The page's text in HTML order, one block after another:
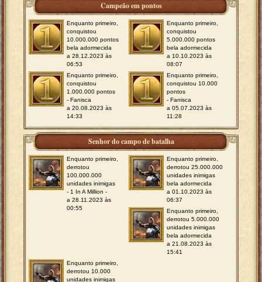
Campeão em pontos
Enquanto primeiro,
conquistou
10.000.000 pontos
bela adormecida
a 28.12.2023 às
06:53
Enquanto primeiro,
conquistou
5.000.000 pontos
bela adormecida
a 10.10.2023 às
08:07
Enquanto primeiro,
conquistou
1.000.000 pontos
- Fanisca
a 20.08.2023 às
14:33
Enquanto primeiro,
conquistou 10.000
pontos
- Fanisca
a 05.07.2023 às
11:28
Senhor do campo de batalha
Enquanto primeiro,
derrotou
100.000.000
unidades inimigas
- 1 In A Million -
a 28.11.2023 às
00:55
Enquanto primeiro,
derrotou 25.000.000
unidades inimigas
bela adormecida
a 01.10.2023 às
06:37
Enquanto primeiro,
derrotou 5.000.000
unidades inimigas
bela adormecida
a 21.08.2023 às
15:41
Enquanto primeiro,
derrotou 10.000
unidades inimigas